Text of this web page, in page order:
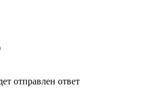
отправлен ответ